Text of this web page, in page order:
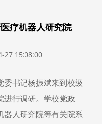
疗机器人研究院
27 15:08:00
委书记杨振斌来到校级
进行调研。学校党政
器人研究院等有关院系